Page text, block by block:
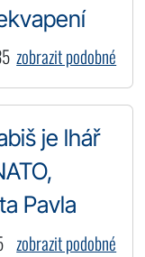
zobrazit podobné
je lhář
Pavla
zobrazit podobné